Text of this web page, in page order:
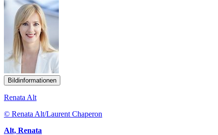
Bildinformationen
Renata Alt
© Renata Alt/Laurent Chaperon
Alt, Renata